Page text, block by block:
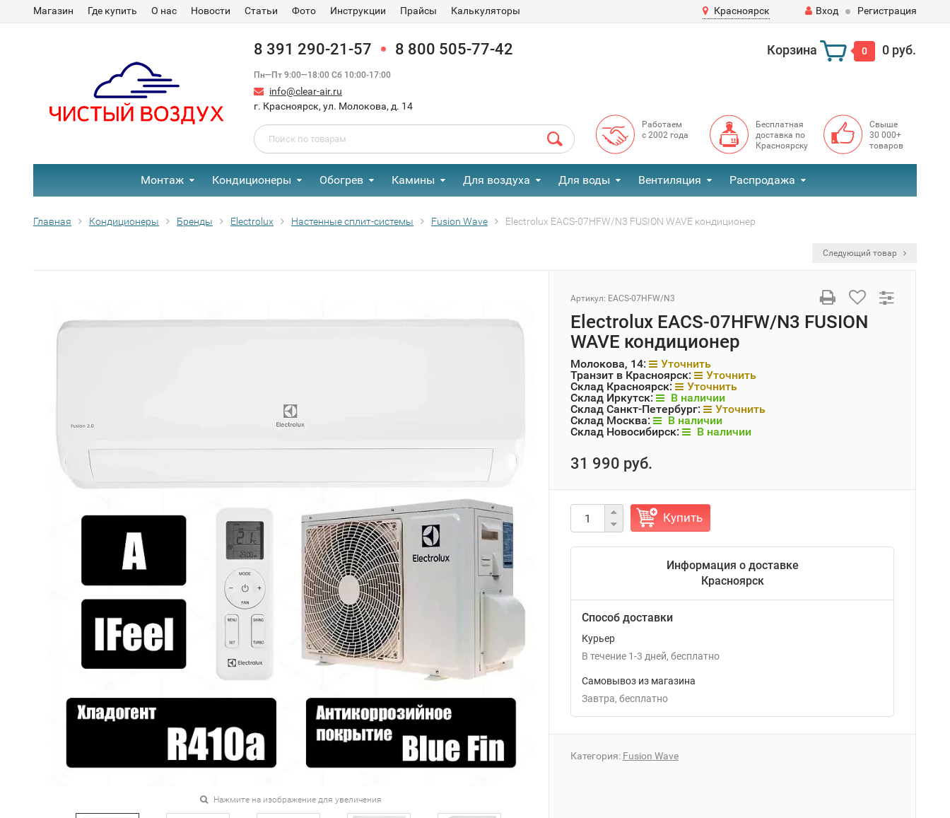
Магазин Где купить О нас Новости Статьи Фото Инструкции Прайсы Калькуляторы Красноярск Вход Регистрация
8 391 290-21-57 8 800 505-77-42
Пн—Пт 9:00—18:00 Сб 10:00-17:00
info@clear-air.ru
г. Красноярск, ул. Молокова, д. 14
Корзина 0 0 руб.
Работаем
с 2002 года
Бесплатная
доставка по
Красноярску
Свыше
30 000+
товаров
Монтаж Кондиционеры Обогрев Камины Для воздуха Для воды Вентиляция Распродажа
Главная Кондиционеры Бренды Electrolux Настенные сплит-системы Fusion Wave Electrolux EACS-07HFW/N3 FUSION WAVE кондиционер
Следующий товар
Нажмите на изображение для увеличения
Артикул: EACS-07HFW/N3
Electrolux EACS-07HFW/N3 FUSION
WAVE кондиционер
Молокова, 14:
Уточнить
Транзит в Красноярск:
Уточнить
Склад Красноярск:
Уточнить
Склад Иркутск:
В наличии
Склад Санкт-Петербург:
Уточнить
Склад Москва:
В наличии
Склад Новосибирск:
В наличии
31 990 руб.
Купить
Информация о доставке
Красноярск
Способ доставки
Курьер
В течение 1-3 дней Бесплатно
Самовывоз из магазина
Завтра
Бесплатно
Категория: Fusion Wave